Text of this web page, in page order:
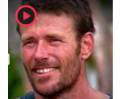
player2